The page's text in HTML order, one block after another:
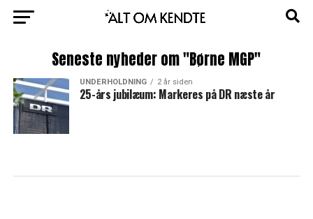
Seneste nyheder om "Børne MGP"
UNDERHOLDNING 2 år siden
25-års jubilæum: Markeres på DR næste år